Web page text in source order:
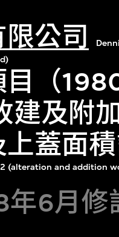
公司
（
建及附
蓋面
(alteration and addition
年6月修